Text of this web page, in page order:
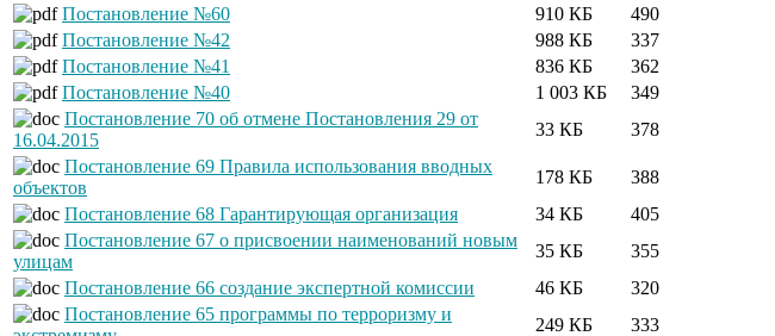
Постановление №60
910 КБ
490
Постановление №42
988 КБ
337
Постановление №41
836 КБ
362
Постановление №40
1 003 КБ
349
Постановление 70 об отмене Постановления 29 от
16.04.2015
33 КБ
378
Постановление 69 Правила использования вводных
объектов
178 КБ
388
Постановление 68 Гарантирующая организация
34 КБ
405
Постановление 67 о присвоении наименований новым
улицам
35 КБ
355
Постановление 66 создание экспертной комиссии
46 КБ
320
Постановление 65 программы по терроризму и
249 КБ 333